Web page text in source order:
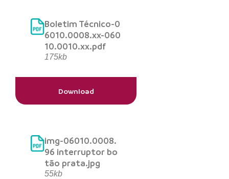
Boletim Técnico-0
6010.0008.xx-060
10.0010.xx.pdf
175kb
Download
img-06010.0008.
96 interruptor bo
tão prata.jpg
55kb